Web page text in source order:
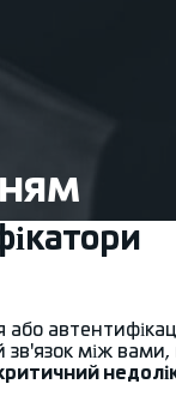
або
зв'язок між